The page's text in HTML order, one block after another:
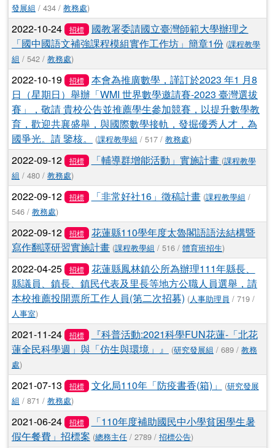
發展組 / 434 / 教務處)
2022-10-24 招標
國教署委請國立臺灣師範大學辦理之
「國中國語文補強課程模組實作工作坊」簡章1份 (課程教學
組 / 542 / 教務處)
2022-10-19 招標
本會為推廣數學，謹訂於2023 年1 月8
日（星期日）舉辦「WMI 世界數學邀請賽-2023 臺灣選拔
賽」，敬請 貴校公告並推薦學生參加競賽，以提升數學教
育，歡迎共襄盛舉，與國際數學接軌，發掘優秀人才，為
國爭光。請 鑒核。
(課程教學組 / 517 / 教務處)
2022-09-12 招標 「輔導群增能活動」實施計畫 (課程教學
組 / 480 / 教務處)
2022-09-12 招標 「非常好社16」徵稿計畫 (課程教學組 /
546 / 教務處)
2022-09-12 招標
花蓮縣110學年度太魯閣語語法結構暨
寫作翻譯研習實施計畫 (課程教學組 / 516 / 體育班招生)
2022-04-25 招標
花蓮縣鳳林鎮公所為辦理111年縣長、
縣議員、鎮長、鎮民代表及里長等地方公職人員選舉，請
本校推薦投開票所工作人員(第二次招募) (人事助理員 / 719 /
人事室)
2021-11-24 招標
『科普活動:2021科學FUN花蓮-「北花
蓮全民科學週」與「仿生與環境」』
(研究發展組 / 689 / 教務
處)
2021-07-13 招標 文化局110年「防疫書香(箱)」 (研究發展
組 / 871 / 教務處)
2021-06-24 招標
「110年度補助國民中小學貧困學生暑
假午餐費」招標案 (總務主任 / 2789 / 招標公告)